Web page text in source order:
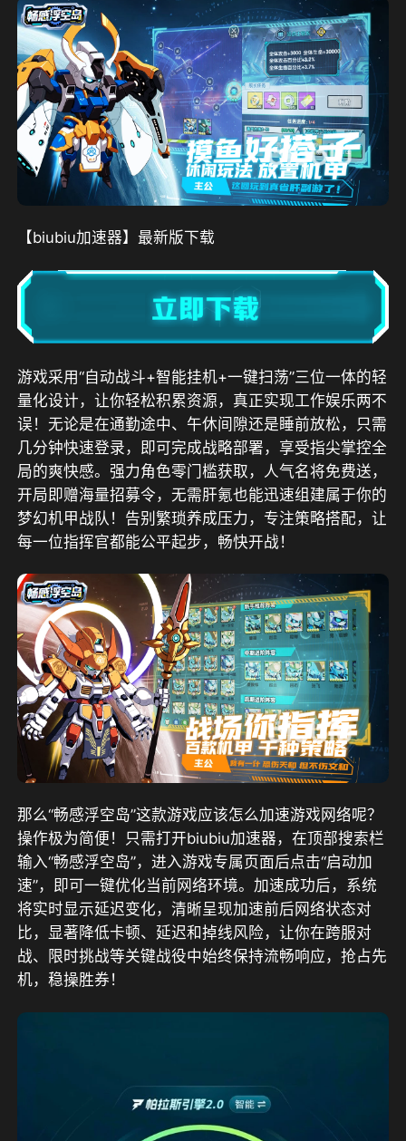
【biubiu加速器】最新版下载
游戏采用“自动战斗+智能挂机+一键扫荡”三位一体的轻
量化设计，让你轻松积累资源，真正实现工作娱乐两不
误！无论是在通勤途中、午休间隙还是睡前放松，只需
几分钟快速登录，即可完成战略部署，享受指尖掌控全
局的爽快感。强力角色零门槛获取，人气名将免费送，
开局即赠海量招募令，无需肝氪也能迅速组建属于你的
梦幻机甲战队！告别繁琐养成压力，专注策略搭配，让
每一位指挥官都能公平起步，畅快开战！
那么“畅感浮空岛”这款游戏应该怎么加速游戏网络呢？
操作极为简便！只需打开biubiu加速器，在顶部搜索栏
输入“畅感浮空岛”，进入游戏专属页面后点击“启动加
速”，即可一键优化当前网络环境。加速成功后，系统
将实时显示延迟变化，清晰呈现加速前后网络状态对
比，显著降低卡顿、延迟和掉线风险，让你在跨服对
战、限时挑战等关键战役中始终保持流畅响应，抢占先
机，稳操胜券！